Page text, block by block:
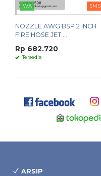
WA SMS
NOZZLE AWG BSP 2 INCH
FIRE HOSE JET....
Rp 682.720
Tersedia
ARSIP